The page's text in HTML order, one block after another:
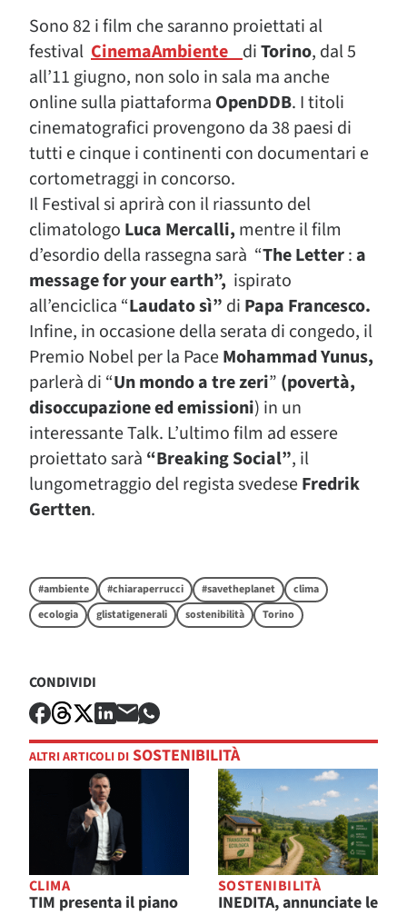
Sono 82 i film che saranno proiettati al
festival CinemaAmbientediTorino, dal 5
all’11 giugno, non solo in sala ma anche
online sulla piattaforma OpenDDB. I titoli
cinematografici provengono da 38 paesi di
tutti e cinque i continenti con documentari e
cortometraggi in concorso.
Il Festival si aprirà con il riassunto del
climatologo Luca Mercalli, mentre il film
d’esordio della rassegna sarà “The Letter:a
message for your earth”, ispirato
all’enciclica “Laudato sì” di Papa Francesco.
Infine, in occasione della serata di congedo, il
Premio Nobel per la PaceMohammad Yunus,
parlerà di “Un mondo a tre zeri” (povertà,
disoccupazione ed emissioni) in un
interessante Talk. L’ultimo film ad essere
proiettato sarà “Breaking Social”, il
lungometraggio del regista svedeseFredrik
Gertten.
#ambiente #chiaraperrucci #savetheplanet
clima
ecologia
glistatigenerali sostenibilità Torino
CONDIVIDI
ALTRI ARTICOLI DI SOSTENIBILITÀ
CLIMA
TIM presenta il piano
SOSTENIBILITÀ
INEDITA, annunciate le